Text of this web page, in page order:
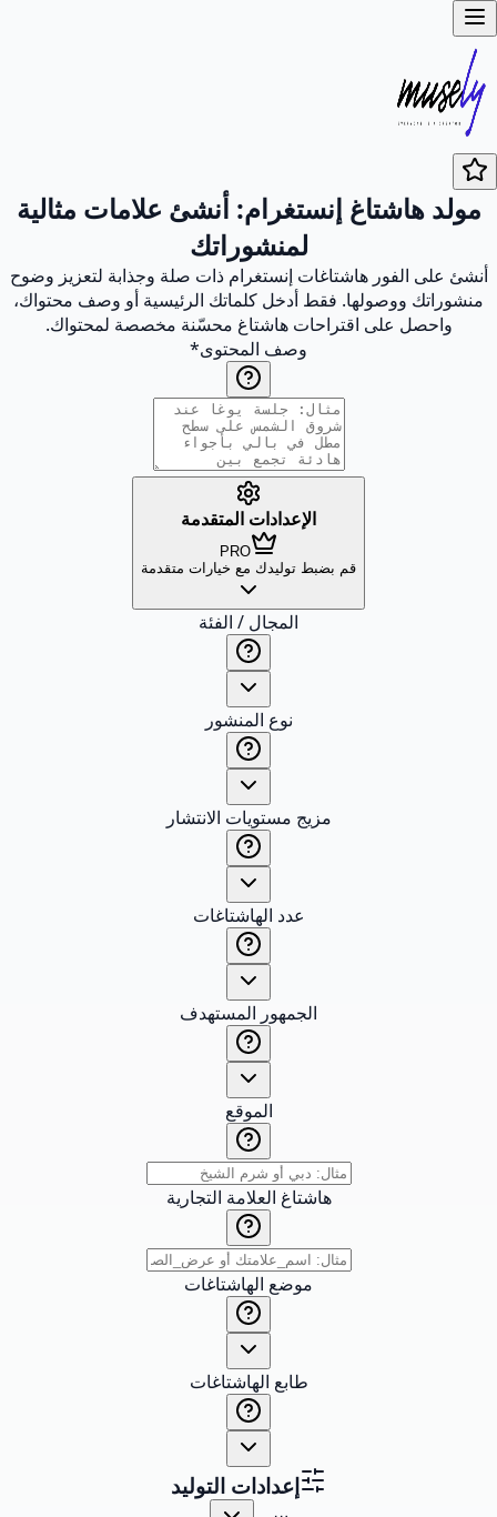
مولد هاشتاغ إنستغرام: أنشئ علامات مثالية
لمنشوراتك
أنشئ على الفور هاشتاغات إنستغرام ذات صلة وجذابة لتعزيز وضوح
منشوراتك ووصولها. فقط أدخل كلماتك الرئيسية أو وصف محتواك،
واحصل على اقتراحات هاشتاغ محسّنة مخصصة لمحتواك.
وصف المحتوى*
الإعدادات المتقدمة
PRO
قم بضبط توليدك مع خيارات متقدمة
المجال / الفئة
نوع المنشور
مزيج مستويات الانتشار
عدد الهاشتاغات
الجمهور المستهدف
الموقع
هاشتاغ العلامة التجارية
موضع الهاشتاغات
طابع الهاشتاغات
إعدادات التوليد